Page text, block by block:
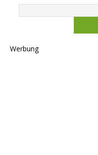
Werbung